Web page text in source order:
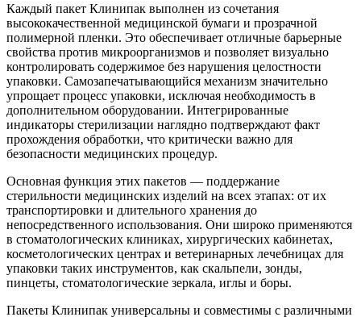
Каждый пакет Клинипак выполнен из сочетания
высококачественной медицинской бумаги и прозрачной
полимерной пленки. Это обеспечивает отличные барьерные
свойства против микроорганизмов и позволяет визуально
контролировать содержимое без нарушения целостности
упаковки. Самозапечатывающийся механизм значительно
упрощает процесс упаковки, исключая необходимость в
дополнительном оборудовании. Интегрированные
индикаторы стерилизации наглядно подтверждают факт
прохождения обработки, что критически важно для
безопасности медицинских процедур.
Основная функция этих пакетов — поддержание
стерильности медицинских изделий на всех этапах: от их
транспортировки и длительного хранения до
непосредственного использования. Они широко применяются
в стоматологических клиниках, хирургических кабинетах,
косметологических центрах и ветеринарных лечебницах для
упаковки таких инструментов, как скальпели, зонды,
пинцеты, стоматологические зеркала, иглы и боры.
Пакеты Клинипак универсальны и совместимы с различными